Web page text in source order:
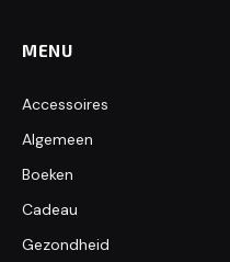
MENU
Accessoires
Algemeen
Boeken
Cadeau
Gezondheid